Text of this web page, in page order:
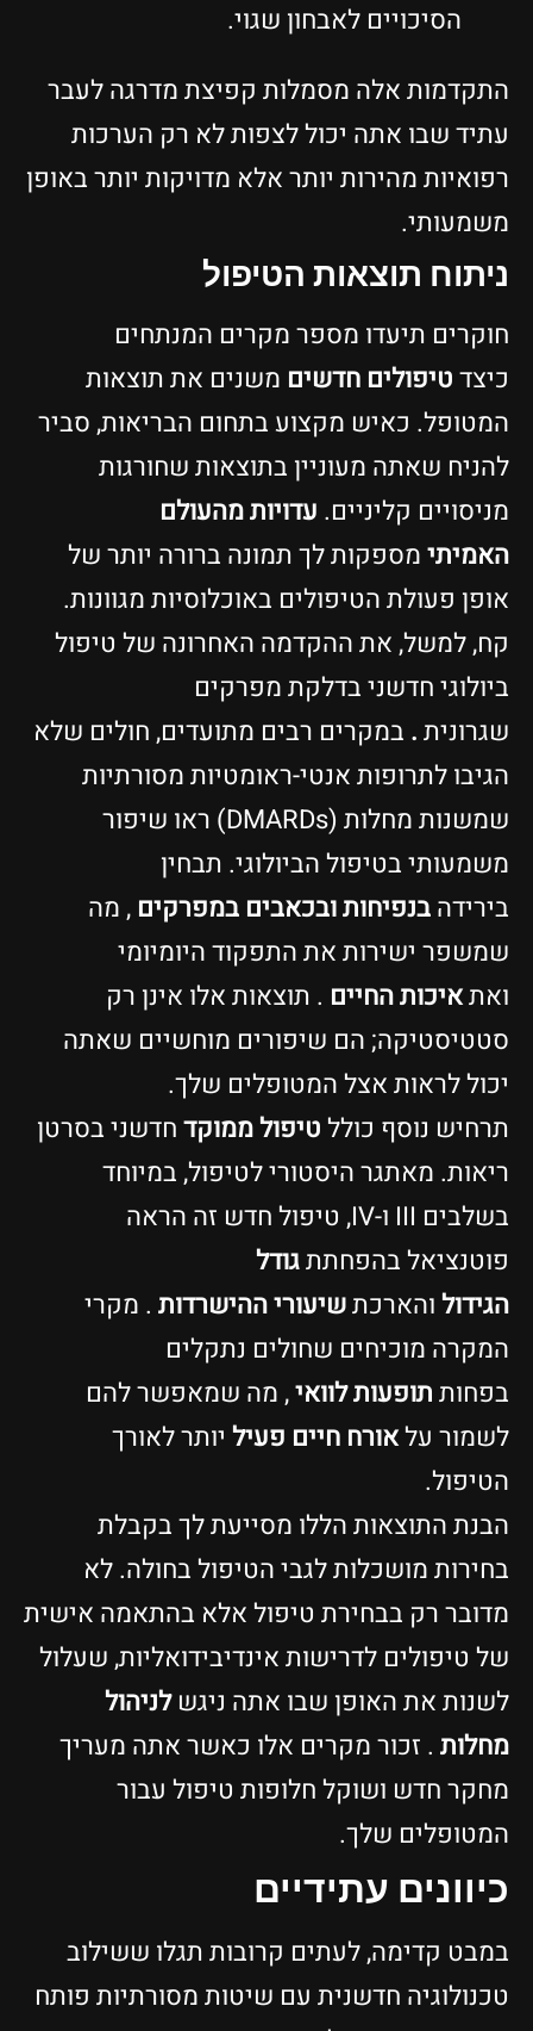
הסיכויים לאבחון שגוי.
אלה מסמלות קפיצת מדרגה לעבר
שבו אתה יכול לצפות לא רק הערכות
מהירות יותר אלא מדויקות יותר באופן
תוצאות הטיפול
תיעדו מספר מקרים המנתחים
טיפולים חדשיםמשנים את תוצאות
כאיש מקצוע בתחום הבריאות, סביר
שאתה מעוניין בתוצאות שחורגות
קליניים.עדויות מהעולם
מספקות לך תמונה ברורה יותר של
פעולת הטיפולים באוכלוסיות מגוונות.
למשל, את ההקדמה האחרונה של טיפול
חדשני בדלקת מפרקים
.במקרים רבים מתועדים, חולים שלא
לתרופות אנטי-ראומטיות מסורתיות
שמשנות מחלות (DMARDs) ראו שיפור
בטיפול הביולוגי. תבחין
בנפיחות ובכאבים במפרקים, מה
ישירות את התפקוד היומיומי
איכות החיים. תוצאות אלו אינן רק
הם שיפורים מוחשיים שאתה
לראות אצל המטופלים שלך.
נוסף כוללטיפול ממוקדחדשני בסרטן
מאתגר היסטורי לטיפול, במיוחד
בשלבים III ו-IV, טיפול חדש זה הראה
בהפחתתגודל
והארכתשיעורי ההישרדות. מקרי
מוכיחים שחולים נתקלים
תופעות לוואי, מה שמאפשר להם
עלאורח חיים פעיליותר לאורך
התוצאות הללו מסייעת לך בקבלת
מושכלות לגבי הטיפול בחולה. לא
רק בבחירת טיפול אלא בהתאמה אישית
טיפולים לדרישות אינדיבידואליות, שעלול
את האופן שבו אתה ניגשלניהול
. זכור מקרים אלו כאשר אתה מעריך
חדש ושוקל חלופות טיפול עבור
שלך.
עתידיים
קדימה, לעתים קרובות תגלו ששילוב
חדשנית עם שיטות מסורתיות פותח